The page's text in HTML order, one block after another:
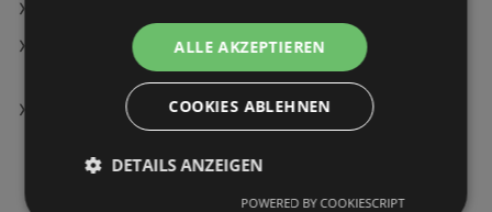
Philips NA352/00 Heißluftfritteuse mit zwei Körben
9 l, 2750 Watt, Schwarz
Peaq PBH 8000-RW Bluetooth Over-Ear Kopfhörer,
ALLE AKZEPTIEREN
COOKIES ABLEHNEN
DETAILS ANZEIGEN
POWERED BY COOKIESCRIPT